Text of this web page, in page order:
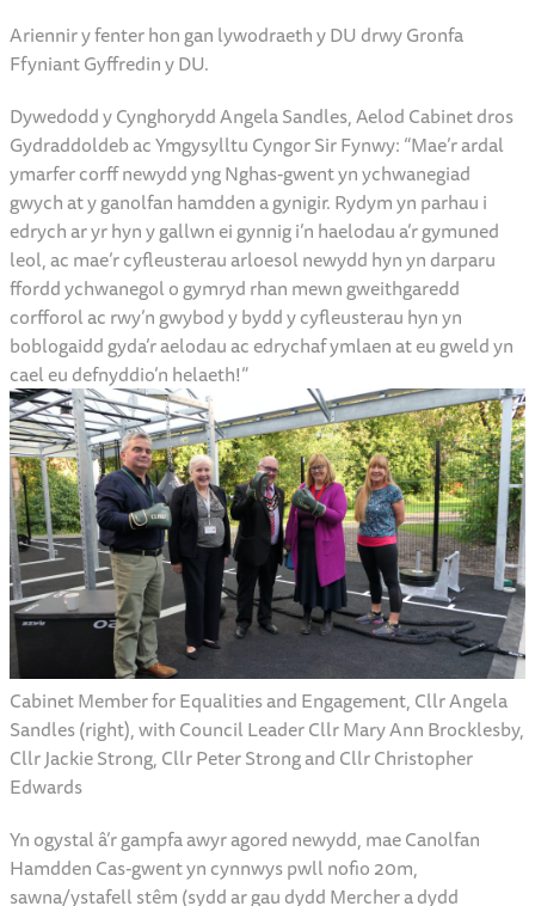
Ariennir y fenter hon gan lywodraeth y DU drwy Gronfa
Ffyniant Gyffredin y DU.
Dywedodd y Cynghorydd Angela Sandles, Aelod Cabinet dros
Gydraddoldeb ac Ymgysylltu Cyngor Sir Fynwy: “Mae’r ardal
ymarfer corff newydd yng Nghas-gwent yn ychwanegiad
gwych at y ganolfan hamdden a gynigir. Rydym yn parhau i
edrych ar yr hyn y gallwn ei gynnig i’n haelodau a’r gymuned
leol, ac mae’r cyfleusterau arloesol newydd hyn yn darparu
ffordd ychwanegol o gymryd rhan mewn gweithgaredd
corfforol ac rwy’n gwybod y bydd y cyfleusterau hyn yn
boblogaidd gyda’r aelodau ac edrychaf ymlaen at eu gweld yn
cael eu defnyddio’n helaeth!”
Cabinet Member for Equalities and Engagement, Cllr Angela
Sandles (right), with Council Leader Cllr Mary Ann Brocklesby,
Cllr Jackie Strong, Cllr Peter Strong and Cllr Christopher
Edwards
Yn ogystal â’r gampfa awyr agored newydd, mae Canolfan
Hamdden Cas-gwent yn cynnwys pwll nofio 20m,
sawna/ystafell stêm (sydd ar gau dydd Mercher a dydd